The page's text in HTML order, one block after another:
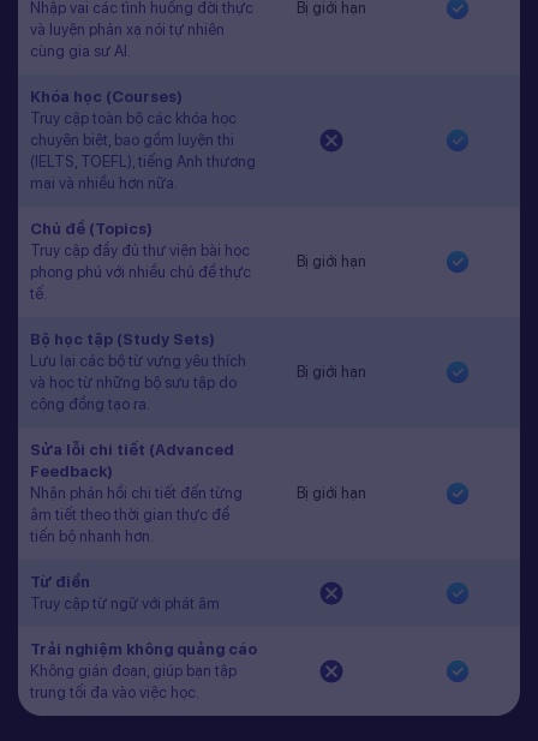
Nhập vai các tình huống đời thực
và luyện phản xạ nói tự nhiên
cùng gia sư AI.
Bị giới hạn
Khóa học (Courses)
Truy cập toàn bộ các khóa học
chuyên biệt, bao gồm luyện thi
(IELTS, TOEFL), tiếng Anh thương
mại và nhiều hơn nữa.
Chủ đề (Topics)
Truy cập đầy đủ thư viện bài học
phong phú với nhiều chủ đề thực
tế.
Bị giới hạn
Bộ học tập (Study Sets)
Lưu lại các bộ từ vựng yêu thích
và học từ những bộ sưu tập do
cộng đồng tạo ra.
Bị giới hạn
Sửa lỗi chi tiết (Advanced
Feedback)
Nhận phản hồi chi tiết đến từng
âm tiết theo thời gian thực để
tiến bộ nhanh hơn.
Bị giới hạn
Từ điển
Truy cập từ ngữ với phát âm
Trải nghiệm không quảng cáo
Không gián đoạn, giúp bạn tập
trung tối đa vào việc học.